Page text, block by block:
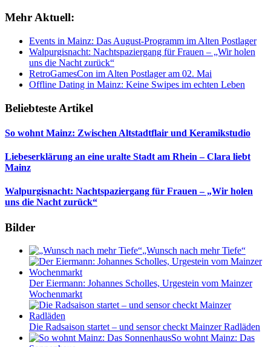
Mehr Aktuell:
Events in Mainz: Das August-Programm im Alten Postlager
Walpurgisnacht: Nachtspaziergang für Frauen – „Wir holen
uns die Nacht zurück“
RetroGamesCon im Alten Postlager am 02. Mai
Offline Dating in Mainz: Keine Swipes im echten Leben
Beliebteste Artikel
So wohnt Mainz: Zwischen Altstadtflair und Keramikstudio
Liebeserklärung an eine uralte Stadt am Rhein – Clara liebt
Mainz
Walpurgisnacht: Nachtspaziergang für Frauen – „Wir holen
uns die Nacht zurück“
Bilder
„Wunsch nach mehr Tiefe“
Der Eiermann: Johannes Scholles, Urgestein vom Mainzer
Wochenmarkt
Die Radsaison startet – und sensor checkt Mainzer Radläden
So wohnt Mainz: Das